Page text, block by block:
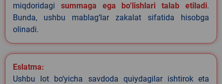
miqdoridagi summaga ega bo‘lishlari talab etiladi.
Bunda, ushbu mablag‘lar zakalat sifatida hisobga
olinadi.
Eslatma:
Ushbu lot bo‘yicha savdoda quiydagilar ishtirok eta